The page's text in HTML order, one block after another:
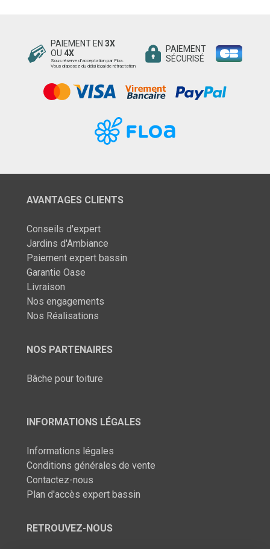
PAIEMENT EN 3X
OU 4X
Sous réserve d’acceptation par Floa.
Vous disposez du délai légal de rétractation
PAIEMENT
SÉCURISÉ
AVANTAGES CLIENTS
Conseils d'expert
Jardins d'Ambiance
Paiement expert bassin
Garantie Oase
Livraison
Nos engagements
Nos Réalisations
NOS PARTENAIRES
Bâche pour toiture
INFORMATIONS LÉGALES
Informations légales
Conditions générales de vente
Contactez-nous
Plan d'accès expert bassin
RETROUVEZ-NOUS